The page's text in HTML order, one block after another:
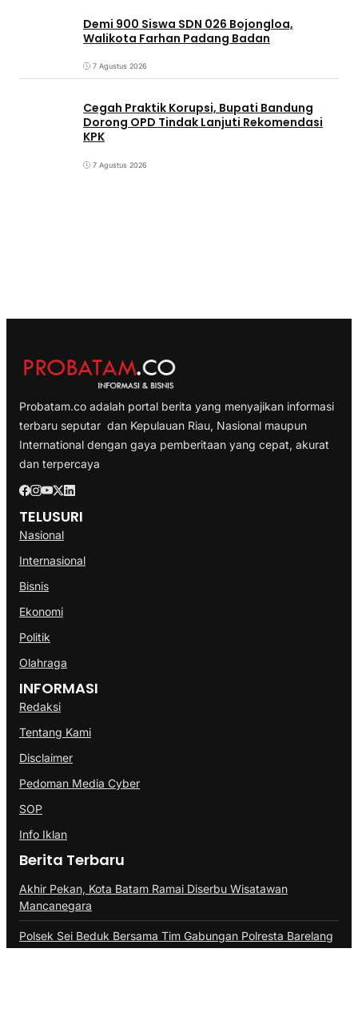
Demi 900 Siswa SDN 026 Bojongloa,
Walikota Farhan Padang Badan
7 Agustus 2026
Cegah Praktik Korupsi, Bupati Bandung
Dorong OPD Tindak Lanjuti Rekomendasi
KPK
7 Agustus 2026
Probatam.co adalah portal berita yang menyajikan informasi
terbaru seputar dan Kepulauan Riau, Nasional maupun
International dengan gaya pemberitaan yang cepat, akurat
dan terpercaya
TELUSURI
Nasional
Internasional
Bisnis
Ekonomi
Politik
Olahraga
INFORMASI
Redaksi
Tentang Kami
Disclaimer
Pedoman Media Cyber
SOP
Info Iklan
Berita Terbaru
Akhir Pekan, Kota Batam Ramai Diserbu Wisatawan
Mancanegara
Polsek Sei Beduk Bersama Tim Gabungan Polresta Barelang
Ungkap Tiga Kasus Curanmor